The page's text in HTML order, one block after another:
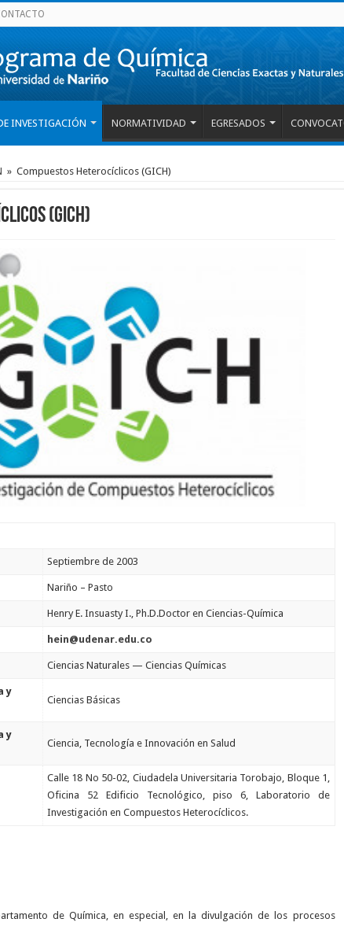
INVESTIGACIÓN NORMATIVIDAD EGRESADOS
» Compuestos Heterocíclicos (GICH)
(GICH)
Septiembre de 2003
Nariño – Pasto
Henry E. Insuasty I., Ph.D.Doctor en Ciencias-Química
hein@udenar.edu.co
Ciencias Naturales — Ciencias Químicas
y
Ciencias Básicas
y
Ciencia, Tecnología e Innovación en Salud
Calle 18 No 50-02, Ciudadela Universitaria Torobajo, Bloque 1,
Oficina 52 Edificio Tecnológico, piso 6, Laboratorio de
Investigación en Compuestos Heterocíclicos.
de Química, en especial, en la divulgación de los procesos